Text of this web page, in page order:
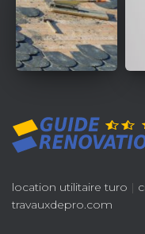
location utilitaire turo |
travauxdepro.com